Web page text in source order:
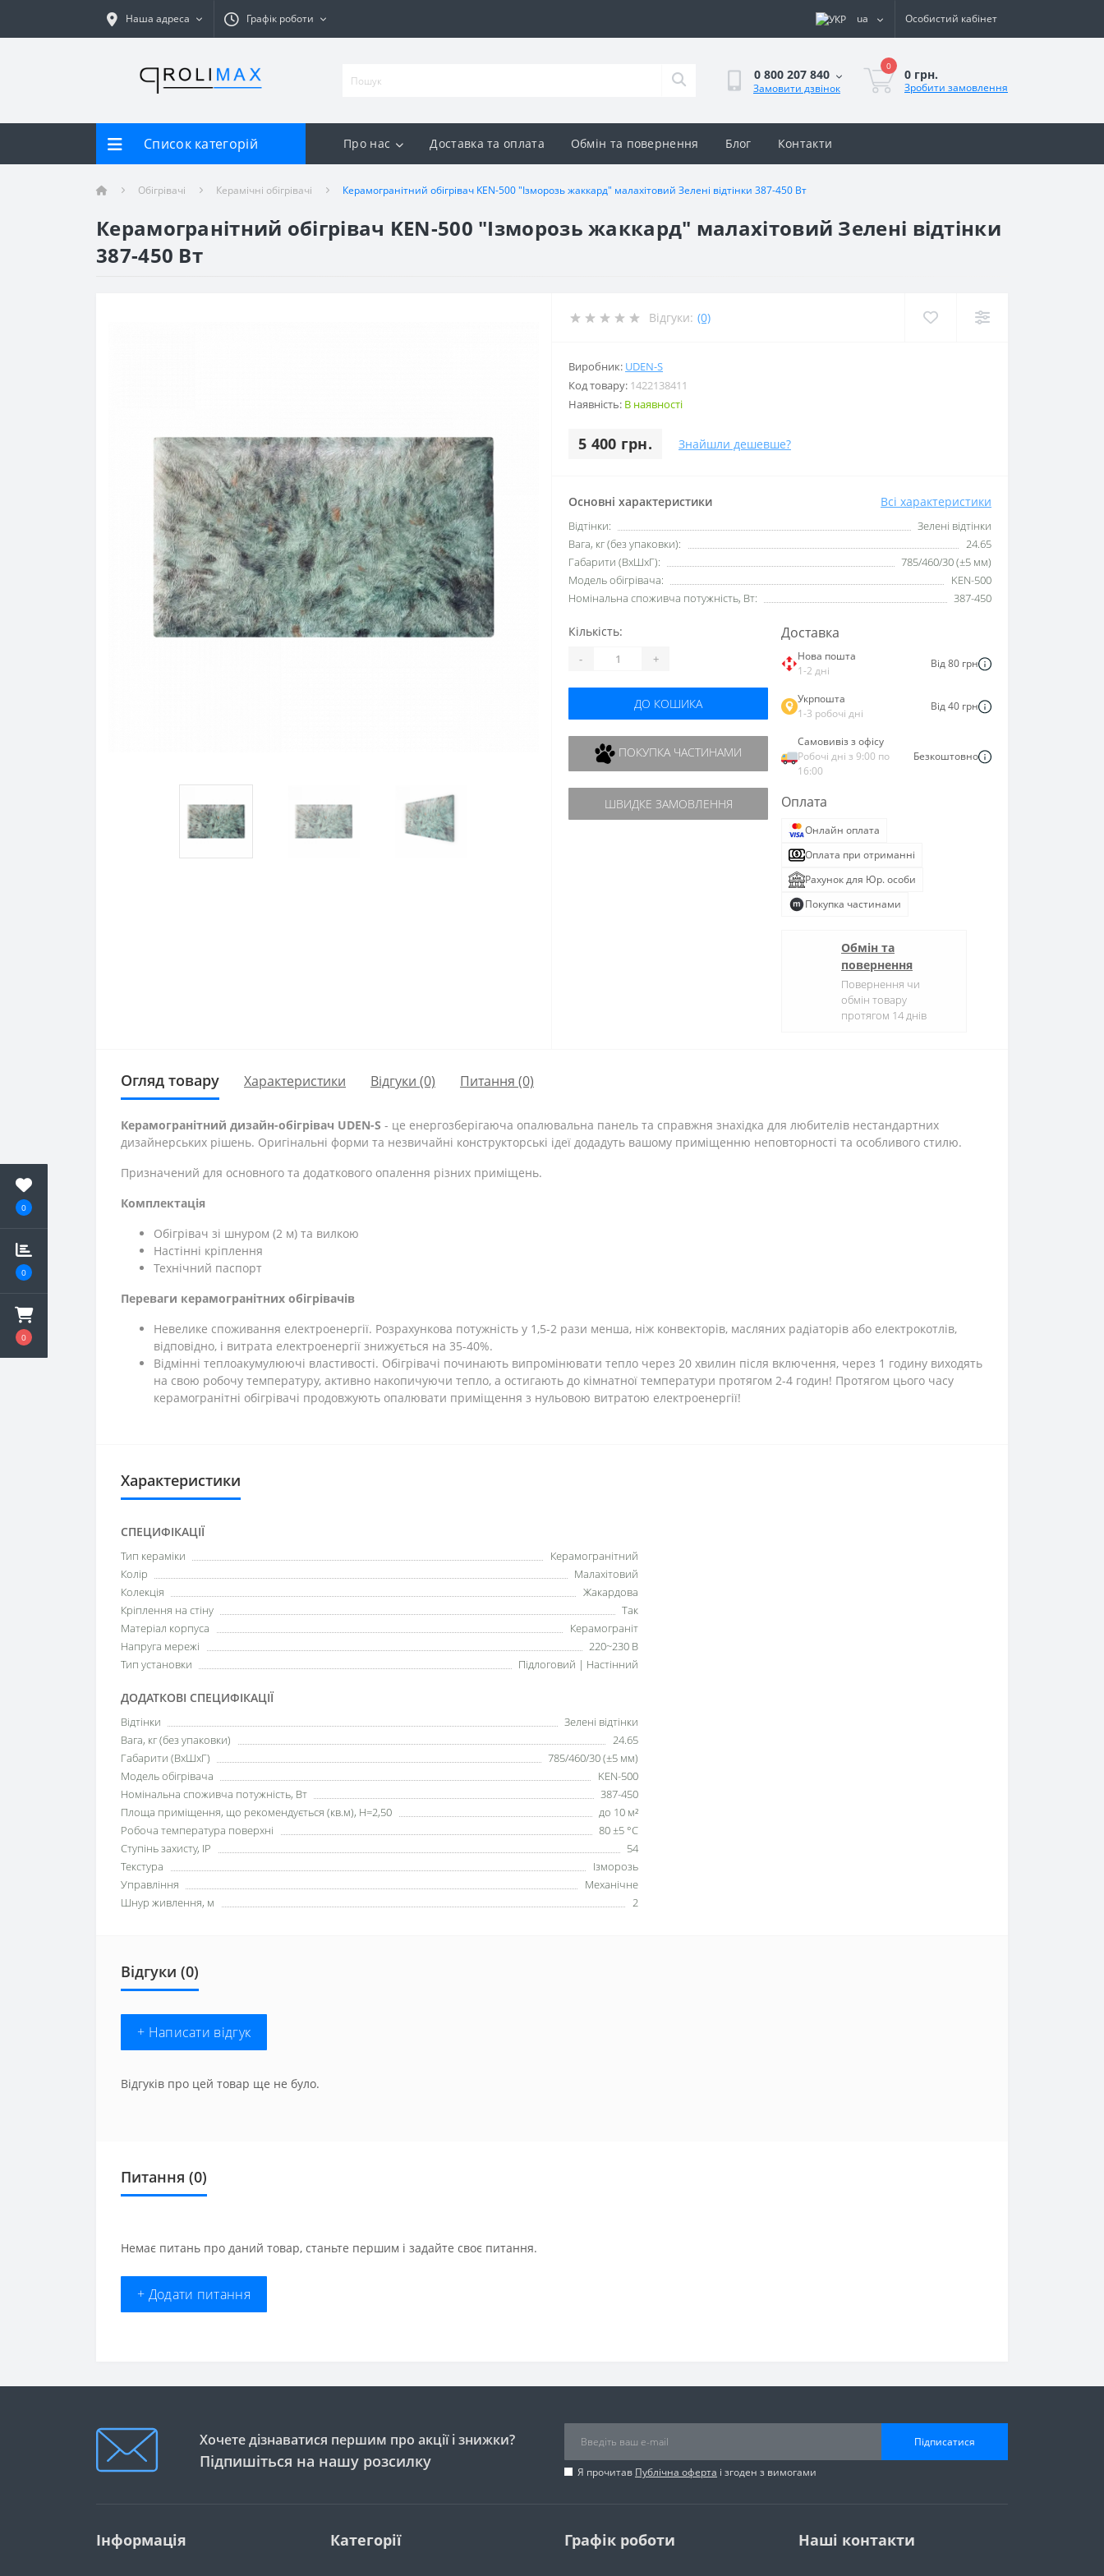
0
0
0
Наша адреса Графік роботи ua Особистий кабінет
0 800 207 840
Замовити дзвінок
0
0 грн.
Зробити замовлення
Список категорій Про нас Доставка та оплата Обмін та повернення Блог Контакти
Обігрівачі Керамічні обігрівачі Керамогранітний обігрівач KEN-500 "Ізморозь жаккард" малахітовий Зелені відтінки 387-450 Вт
Керамогранітний обігрівач KEN-500 "Ізморозь жаккард" малахітовий Зелені відтінки
387-450 Вт
Відгуки: (0)
Виробник: UDEN-S
Код товару: 1422138411
Наявність: В наявності
5 400 грн. Знайшли дешевше?
Основні характеристики Всі характеристики
Відтінки:
Зелені відтінки
Вага, кг (без упаковки):
24.65
Габарити (ВхШхГ):
785/460/30 (±5 мм)
Модель обігрівача:
KEN-500
Номінальна споживча потужність, Вт:
387-450
Кількість:
- +
ДО КОШИКА
ПОКУПКА ЧАСТИНАМИ
ШВИДКЕ ЗАМОВЛЕННЯ
Доставка
Нова пошта
1-2 дні
Від 80 грн
Укрпошта
1-3 робочі дні
Від 40 грн
Самовивіз з офісу
Робочі дні з 9:00 по
16:00
Безкоштовно
Оплата
Онлайн оплата
Оплата при отриманні
Рахунок для Юр. особи
Покупка частинами
Обмін та
повернення
Повернення чи
обмін товару
протягом 14 днів
Огляд товару Характеристики Відгуки (0) Питання (0)
Керамогранітний дизайн-обігрівач UDEN-S - це енергозберігаюча опалювальна панель та справжня знахідка для любителів нестандартних
дизайнерських рішень. Оригінальні форми та незвичайні конструкторські ідеї додадуть вашому приміщенню неповторності та особливого стилю.
Призначений для основного та додаткового опалення різних приміщень.
Комплектація
Обігрівач зі шнуром (2 м) та вилкою
Настінні кріплення
Технічний паспорт
Переваги керамогранітних обігрівачів
Невелике споживання електроенергії. Розрахункова потужність у 1,5-2 рази менша, ніж конвекторів, масляних радіаторів або електрокотлів,
відповідно, і витрата електроенергії знижується на 35-40%.
Відмінні теплоакумулюючі властивості. Обігрівачі починають випромінювати тепло через 20 хвилин після включення, через 1 годину виходять
на свою робочу температуру, активно накопичуючи тепло, а остигають до кімнатної температури протягом 2-4 годин! Протягом цього часу
керамогранітні обігрівачі продовжують опалювати приміщення з нульовою витратою електроенергії!
Характеристики
СПЕЦИФІКАЦІЇ
Тип кераміки
Керамогранітний
Колір
Малахітовий
Колекція
Жакардова
Кріплення на стіну
Так
Матеріал корпуса
Керамограніт
Напруга мережі
220~230 В
Тип установки
Підлоговий | Настінний
ДОДАТКОВІ СПЕЦИФІКАЦІЇ
Відтінки
Зелені відтінки
Вага, кг (без упаковки)
24.65
Габарити (ВхШхГ)
785/460/30 (±5 мм)
Модель обігрівача
KEN-500
Номінальна споживча потужність, Вт
387-450
Площа приміщення, що рекомендується (кв.м), H=2,50
до 10 м²
Робоча температура поверхні
80 ±5 °С
Ступінь захисту, IP
54
Текстура
Ізморозь
Управління
Механічне
Шнур живлення, м
2
Відгуки (0)
+ Написати відгук
Відгуків про цей товар ще не було.
Питання (0)
Немає питань про даний товар, станьте першим і задайте своє питання.
+ Додати питання
Хочете дізнаватися першим про акції і знижки?
Підпишіться на нашу розсилку
Підписатися
Я прочитав Публічна оферта і згоден з вимогами
Інформація Категорії Графік роботи Наші контакти